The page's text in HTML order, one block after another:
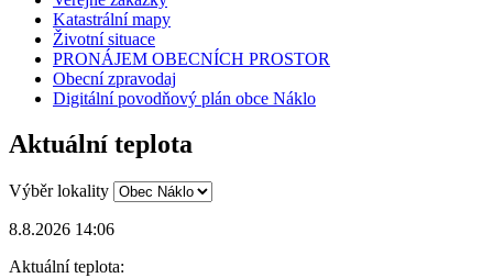
Katastrální mapy
Životní situace
PRONÁJEM OBECNÍCH PROSTOR
Obecní zpravodaj
Digitální povodňový plán obce Náklo
Aktuální teplota
Výběr lokality
8.8.2026 14:06
Aktuální teplota: